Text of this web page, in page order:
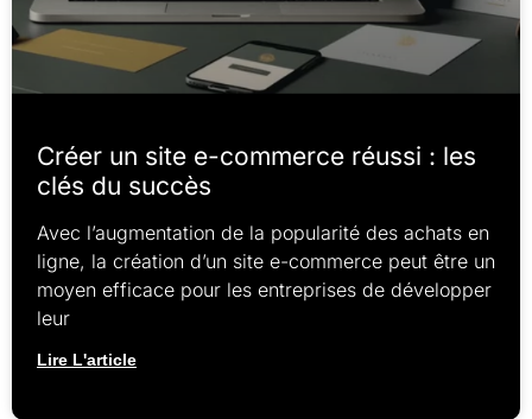
Créer un site e-commerce réussi : les
clés du succès
Avec l’augmentation de la popularité des achats en
ligne, la création d’un site e-commerce peut être un
moyen efficace pour les entreprises de développer
leur
Lire L'article